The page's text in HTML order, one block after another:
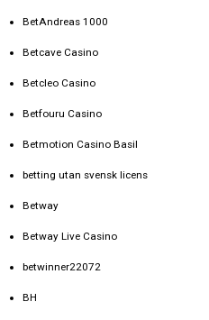
BetAndreas 1000
Betcave Casino
Betcleo Casino
Betfouru Casino
Betmotion Casino Basil
betting utan svensk licens
Betway
Betway Live Casino
betwinner22072
BH